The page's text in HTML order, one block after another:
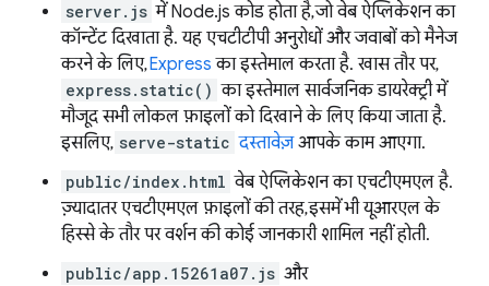
server.js में Node.js कोड होता है, जो वेब ऐप्लिकेशन का
कॉन्टेंट दिखाता है. यह एचटीटीपी अनुरोधों और जवाबों को मैनेज
करने के लिए,Express का इस्तेमाल करता है. खास तौर पर,
express.static() का इस्तेमाल सार्वजनिक डायरेक्ट्री में
मौजूद सभी लोकल फ़ाइलों को दिखाने के लिए किया जाता है.
इसलिए, serve-static दस्तावेज़आपके काम आएगा.
public/index.html वेब ऐप्लिकेशन का एचटीएमएल है.
ज़्यादातर एचटीएमएल फ़ाइलों की तरह, इसमें भी यूआरएल के
हिस्से के तौर पर वर्शन की कोई जानकारी शामिल नहीं होती.
public/app.15261a07.js और